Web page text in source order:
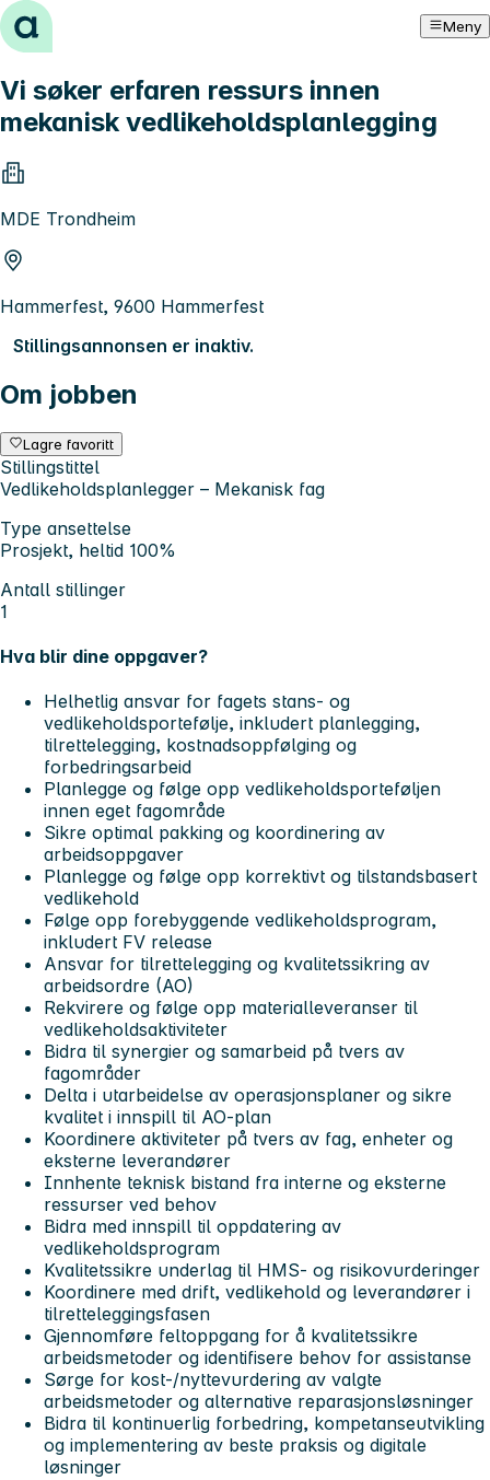
Hopp til innhold Meny
Vi søker erfaren ressurs innen
mekanisk vedlikeholdsplanlegging
MDE Trondheim
Hammerfest, 9600 Hammerfest
Stillingsannonsen er inaktiv.
Om jobben
Lagre favoritt
Stillingstittel
Vedlikeholdsplanlegger – Mekanisk fag
Type ansettelse
Prosjekt, heltid 100%
Antall stillinger
1
Hva blir dine oppgaver?
Helhetlig ansvar for fagets stans- og
vedlikeholdsportefølje, inkludert planlegging,
tilrettelegging, kostnadsoppfølging og
forbedringsarbeid
Planlegge og følge opp vedlikeholdsporteføljen
innen eget fagområde
Sikre optimal pakking og koordinering av
arbeidsoppgaver
Planlegge og følge opp korrektivt og tilstandsbasert
vedlikehold
Følge opp forebyggende vedlikeholdsprogram,
inkludert FV release
Ansvar for tilrettelegging og kvalitetssikring av
arbeidsordre (AO)
Rekvirere og følge opp materialleveranser til
vedlikeholdsaktiviteter
Bidra til synergier og samarbeid på tvers av
fagområder
Delta i utarbeidelse av operasjonsplaner og sikre
kvalitet i innspill til AO-plan
Koordinere aktiviteter på tvers av fag, enheter og
eksterne leverandører
Innhente teknisk bistand fra interne og eksterne
ressurser ved behov
Bidra med innspill til oppdatering av
vedlikeholdsprogram
Kvalitetssikre underlag til HMS- og risikovurderinger
Koordinere med drift, vedlikehold og leverandører i
tilretteleggingsfasen
Gjennomføre feltoppgang for å kvalitetssikre
arbeidsmetoder og identifisere behov for assistanse
Sørge for kost-/nyttevurdering av valgte
arbeidsmetoder og alternative reparasjonsløsninger
Bidra til kontinuerlig forbedring, kompetanseutvikling
og implementering av beste praksis og digitale
løsninger